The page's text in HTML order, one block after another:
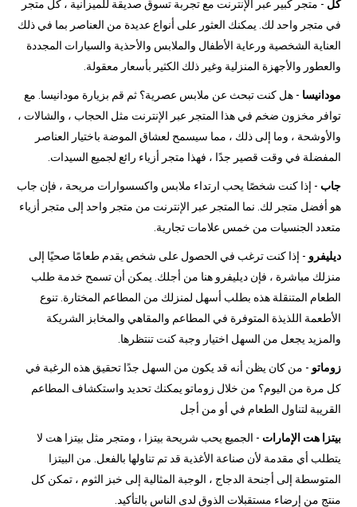
كل - متجر كبير عبر الإنترنت مع تجربة تسوق صديقة للميزانية ، كل متجر
في متجر واحد لك. يمكنك العثور على أنواع عديدة من العناصر بما في ذلك
العناية الشخصية ورعاية الأطفال والملابس والأحذية والسيارات المجددة
والعطور والأجهزة المنزلية وغير ذلك الكثير بأسعار معقولة.
مودانيسا - هل كنت تبحث عن ملابس عصرية؟ ثم قم بزيارة مودانيسا. مع
توافر مخزون ضخم في هذا المتجر عبر الإنترنت مثل الحجاب ، والشالات ،
والأوشحة ، وما إلى ذلك ، مما سيسمح لعشاق الموضة باختيار العناصر
المفضلة في وقت قصير جدًا ، فهذا متجر أزياء رائع لجميع السيدات.
جاب - إذا كنت شخصًا يحب ارتداء ملابس واكسسوارات مريحة ، فإن جاب
هو أفضل متجر لك. نما المتجر عبر الإنترنت من متجر واحد إلى متجر أزياء
متعدد الجنسيات من خمس علامات تجارية.
ديليفرو - إذا كنت ترغب في الحصول على شخص يقدم طعامًا صحيًا إلى
منزلك مباشرة ، فإن ديليفرو هنا من أجلك. يمكن أن تسمح خدمة طلب
الطعام المتنقلة هذه بطلب أسهل لمنزلك من المطاعم المختارة. تنوع
الأطعمة اللذيذة المتوفرة في المطاعم والمقاهي والمخابز الشريكة
والمزيد يجعل من السهل اختيار وجبة كنت تنتظرها.
زوماتو - من كان يظن أنه قد يكون من السهل جدًا تحقيق هذه الرغبة في
كل مرة من اليوم؟ من خلال زوماتو يمكنك تحديد واستكشاف المطاعم
القريبة لتناول الطعام في أو من أجل
بيتزا هت الإمارات - الجميع يحب شريحة بيتزا ، ومتجر مثل بيتزا هت لا
يتطلب أي مقدمة لأن صناعة الأغذية قد تم تناولها بالفعل. من البيتزا
المتوسطة إلى أجنحة الدجاج ، الوجبة المثالية إلى خبز الثوم ، تمكن كل
منتج من إرضاء مستقبلات الذوق لدى الناس بالتأكيد.